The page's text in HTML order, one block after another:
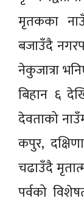
मृतकका
बजाउँदै
नेकुजात्रा
बिहान ६
देवताको
कपुर,
चढाउँदै
पर्वको